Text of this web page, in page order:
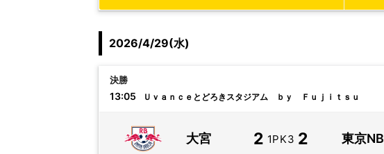
2026/4/29(水)
決勝
13:05 Ｕｖａｎｃｅとどろきスタジアム ｂｙ Ｆｕｊｉｔｓｕ
大宮 2 1PK3 2 東京NB